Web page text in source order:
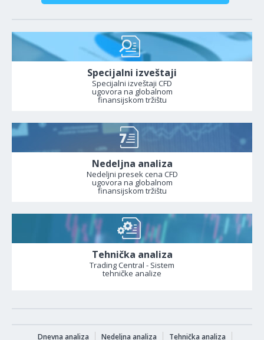
Specijalni izveštaji
Specijalni izveštaji CFD
ugovora na globalnom
finansijskom tržištu
Nedeljna analiza
Nedeljni presek cena CFD
ugovora na globalnom
finansijskom tržištu
Tehnička analiza
Trading Central - Sistem
tehničke analize
Dnevna analiza Nedeljna analiza Tehnička analiza